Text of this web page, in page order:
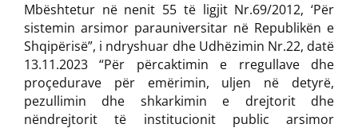
Mbështetur në nenit 55 të ligjit Nr.69/2012, ‘Për
sistemin arsimor parauniversitar në Republikën e
Shqipërisë”, i ndryshuar dhe Udhëzimin Nr.22, datë
13.11.2023 “Për përcaktimin e rregullave dhe
proçedurave për emërimin, uljen në detyrë,
pezullimin dhe shkarkimin e drejtorit dhe
nëndrejtorit të institucionit public arsimor